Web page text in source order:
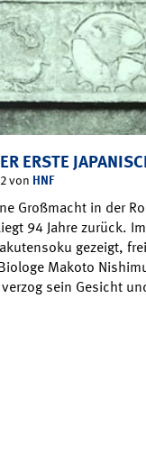
ERSTE
von HNF
Großmacht in der
94 Jahre zurück.
gezeigt,
Makoto
sein Gesicht